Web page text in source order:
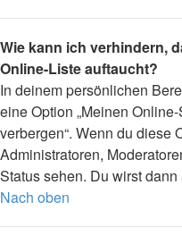
Wie kann ich verhindern,
Online-Liste auftaucht?
In deinem persönlichen
eine Option „Meinen
verbergen“. Wenn du diese
Administratoren,
Status sehen. Du wirst
Nach oben